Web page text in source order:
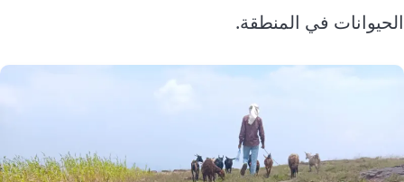
الحيوانات في المنطقة.